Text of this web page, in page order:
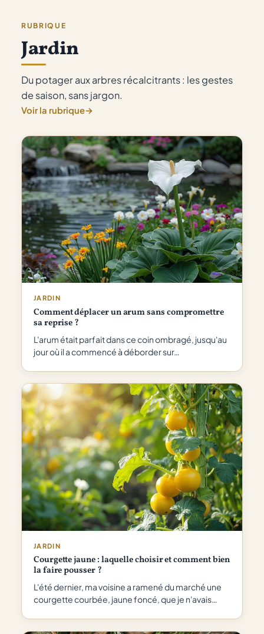
électrique
:
ce
que
personne
vous
dit
vraiment
RUBRIQUE
Jardin
Du potager aux arbres récalcitrants : les gestes
de saison, sans jargon.
Voir la rubrique→
JARDIN
Comment déplacer un arum sans compromettre
sa reprise ?
L'arum était parfait dans ce coin ombragé, jusqu'au
jour où il a commencé à déborder sur…
JARDIN
Courgette jaune : laquelle choisir et comment bien
la faire pousser ?
L'été dernier, ma voisine a ramené du marché une
courgette courbée, jaune foncé, que je n'avais…